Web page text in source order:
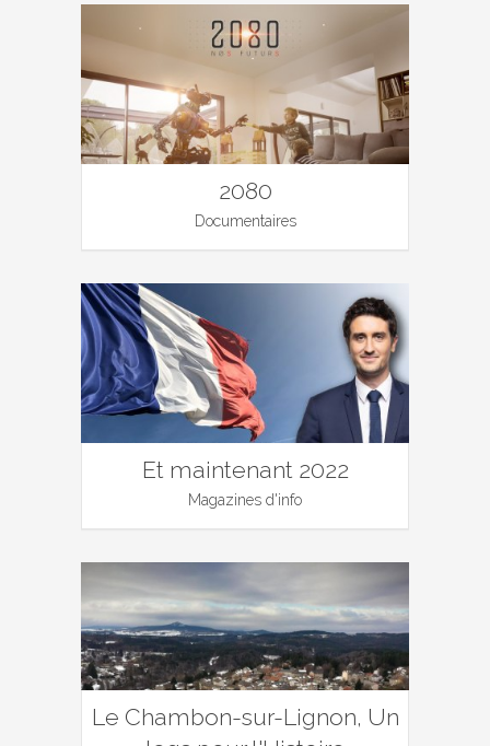
2080
Documentaires
Et maintenant 2022
Magazines d'info
Le Chambon-sur-Lignon, Un